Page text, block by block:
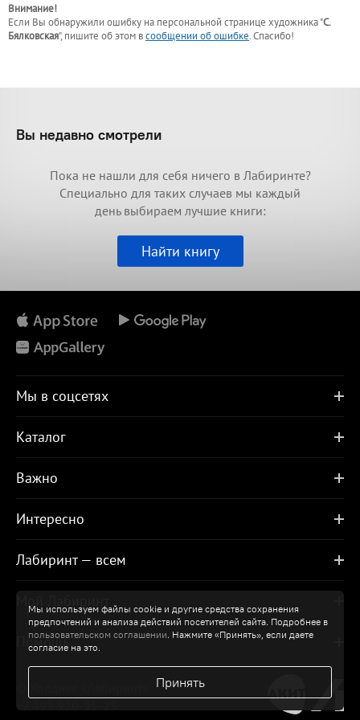
Внимание!
Если Вы обнаружили ошибку на персональной странице художника "С.
Бялковская", пишите об этом всообщении об ошибке. Спасибо!
Мы используем файлы cookie и другие средства сохранения
предпочтений и анализа действий посетителей сайта. Подробнее в
пользовательском соглашении. Нажмите «Принять», если даете
согласие на это.
Принять
Вы недавно смотрели
Пока не нашли для себя ничего в Лабиринте?
Специально для таких случаев мы каждый
день выбираем лучшие книги:
Найти книгу
Мы в соцсетях
Каталог
Важно
Интересно
Лабиринт — всем
Помощь
+7 499 920-95-25